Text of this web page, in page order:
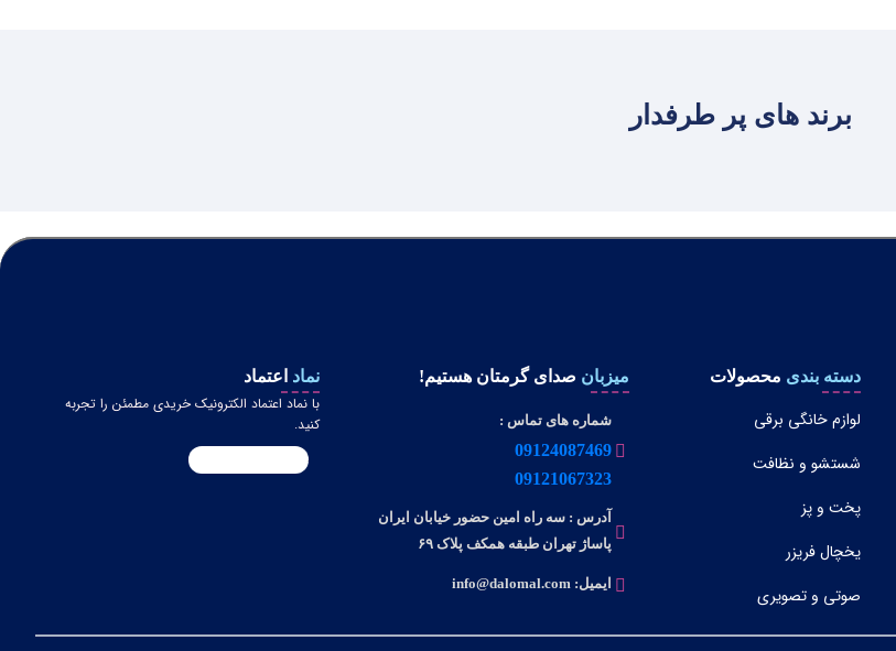
برند های پر طرفدار
دسته بندی محصولات
لوازم خانگی برقی
شستشو و نظافت
پخت و پز
یخچال فریزر
صوتی و تصویری
میزبان صدای گرمتان هستیم!
شماره های تماس :
09124087469
09121067323
آدرس : سه راه امین حضور خیابان ایران
پاساژ تهران طبقه همکف پلاک ۶۹
ایمیل: info@dalomal.com
نماد اعتماد
با نماد اعتماد الکترونیک خریدی مطمئن را تجربه
کنید.